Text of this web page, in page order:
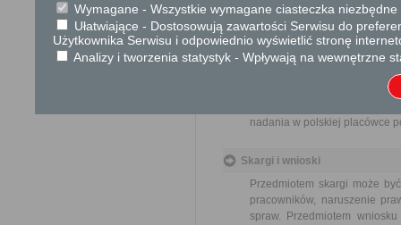
Opłata skarbowa w
jego odpisu, wypisu lub
Tryb odwoławczy
Odwołanie wnosi się do
nadania w polskiej placówce
Skargi i wnioski
Przedmiotem skargi może
pracowników, naruszenie
spraw. Przedmiotem
Wymagane - Wszystkie wymagane ciasteczka
Ułatwiające - Dostosowują zawartości Serwisu do
Użytkownika Serwisu i odpowiednio wyświetlić stronę
Analizy i tworzenia statystyk - Wpływają na wewnętrzne